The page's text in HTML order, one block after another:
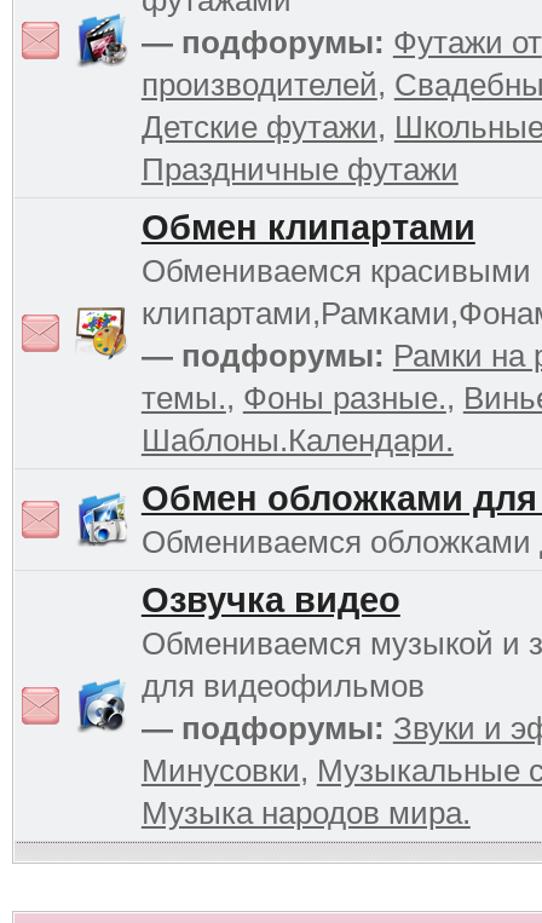
— подфорумы: Футажи от
производителей,
Детские футажи,
Праздничные футажи
Обмен клипартами
Обмениваемся красивыми
— подфорумы: Рамки на
темы., Фоны разные.,
Шаблоны.Календари.
Обмен обложками для
Обмениваемся обложками
Озвучка видео
Обмениваемся музыкой и
для видеофильмов
— подфорумы: Звуки и
Минусовки, Музыкальные
Музыка народов мира.